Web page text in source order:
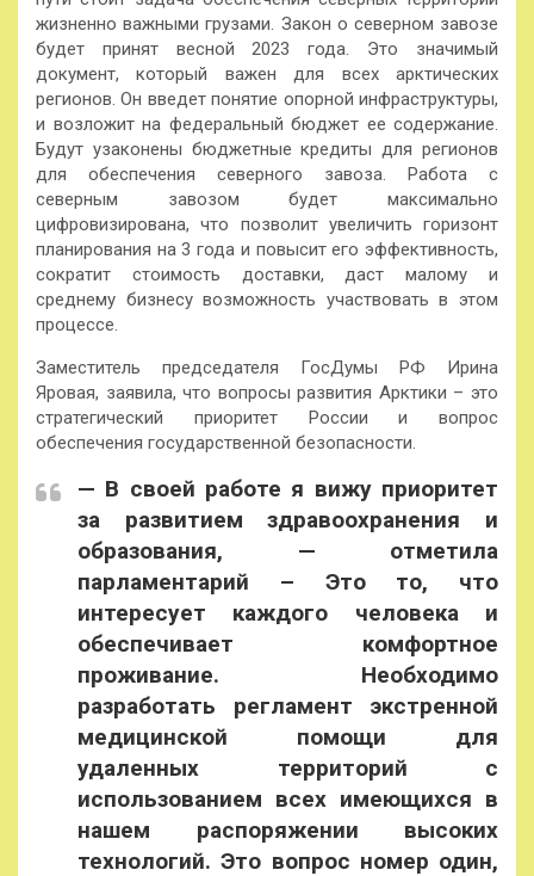
жизненно важными грузами. Закон о северном завозе
будет принят весной 2023 года. Это значимый
документ, который важен для всех арктических
регионов. Он введет понятие опорной инфраструктуры,
и возложит на федеральный бюджет ее содержание.
Будут узаконены бюджетные кредиты для регионов
для обеспечения северного завоза. Работа с
северным завозом будет максимально
цифровизирована, что позволит увеличить горизонт
планирования на 3 года и повысит его эффективность,
сократит стоимость доставки, даст малому и
среднему бизнесу возможность участвовать в этом
процессе.
Заместитель председателя ГосДумы РФ Ирина
Яровая, заявила, что вопросы развития Арктики – это
стратегический приоритет России и вопрос
обеспечения государственной безопасности.
— В своей работе я вижу приоритет
за развитием здравоохранения и
образования, — отметила
парламентарий – Это то, что
интересует каждого человека и
обеспечивает комфортное
проживание. Необходимо
разработать регламент экстренной
медицинской помощи для
удаленных территорий с
использованием всех имеющихся в
нашем распоряжении высоких
технологий. Это вопрос номер один,